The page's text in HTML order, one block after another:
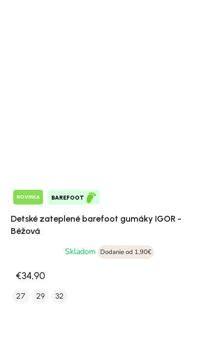
NOVINKA BAREFOOT
Detské zateplené barefoot gumáky IGOR -
Béžová
Skladom
Dodanie od 1,90€
€34,90
27 29 32